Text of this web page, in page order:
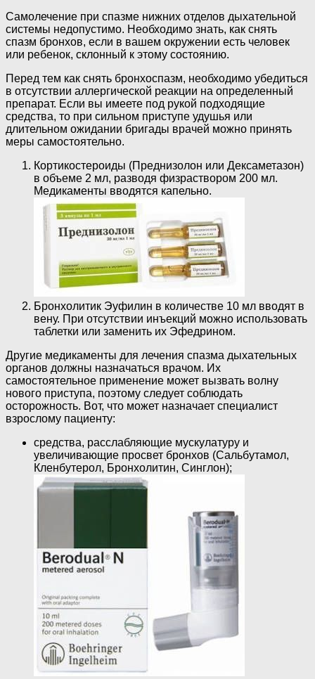
Самолечение при спазме нижних отделов дыхательной
системы недопустимо. Необходимо знать, как снять
спазм бронхов, если в вашем окружении есть человек
или ребенок, склонный к этому состоянию.
Перед тем как снять бронхоспазм, необходимо убедиться
в отсутствии аллергической реакции на определенный
препарат. Если вы имеете под рукой подходящие
средства, то при сильном приступе удушья или
длительном ожидании бригады врачей можно принять
меры самостоятельно.
Кортикостероиды (Преднизолон или Дексаметазон)
в объеме 2 мл, разводя физраствором 200 мл.
Медикаменты вводятся капельно.
Бронхолитик Эуфилин в количестве 10 мл вводят в
вену. При отсутствии инъекций можно использовать
таблетки или заменить их Эфедрином.
Другие медикаменты для лечения спазма дыхательных
органов должны назначаться врачом. Их
самостоятельное применение может вызвать волну
нового приступа, поэтому следует соблюдать
осторожность. Вот, что может назначает специалист
взрослому пациенту:
средства, расслабляющие мускулатуру и
увеличивающие просвет бронхов (Сальбутамол,
Кленбутерол, Бронхолитин, Синглон);